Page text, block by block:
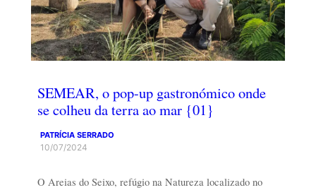
SEMEAR, o pop-up gastronómico onde
se colheu da terra ao mar {01}
PATRÍCIA SERRADO
10/07/2024
O Areias do Seixo, refúgio na Natureza localizado no